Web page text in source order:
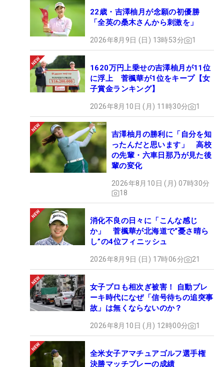
22歳・吉澤柚月が念願の初優勝
「全英の桑木さんから刺激を」
2026年8月9日 (日) 13時53分 1
1620万円上乗せの吉澤柚月が11位
に浮上 菅楓華が1位をキープ【女
子賞金ランキング】
2026年8月10日 (月) 11時30分 1
吉澤柚月の勝利に「自分を知
ったんだと思います」 高校
の先輩・六車日那乃が見た後
輩の変化
2026年8月10日 (月) 07時30分
18
消化不良の日々に「こんな感じ
か」 菅楓華が北海道で“憂さ晴ら
し”の4位フィニッシュ
2026年8月9日 (日) 17時06分 21
女子プロも相次ぎ被害！ 自動ブレ
ーキ時代になぜ「信号待ちの追突事
故」は無くならないのか？
2026年8月10日 (月) 12時00分 1
全米女子アマチュアゴルフ選手権
決勝マッチプレーの成績